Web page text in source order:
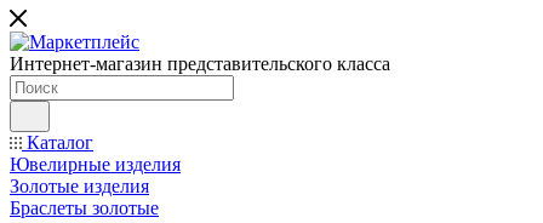
Интернет-магазин представительского класса
Каталог
Ювелирные изделия
Золотые изделия
Браслеты золотые